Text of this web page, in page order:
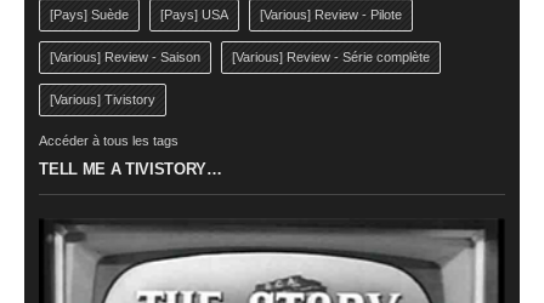
[Pays] Suède [Pays] USA [Various] Review - Pilote
[Various] Review - Saison [Various] Review - Série complète
[Various] Tivistory
Accéder à tous les tags
TELL ME A TIVISTORY…